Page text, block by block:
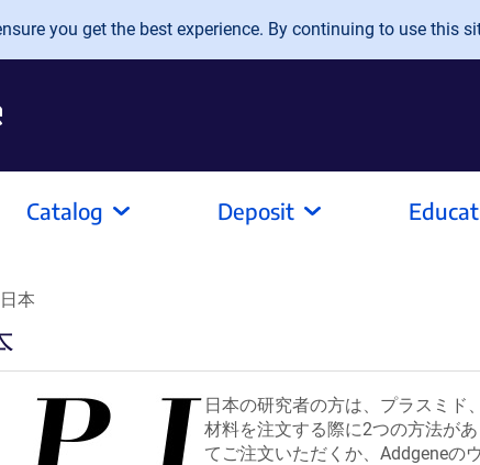
you get the best experience. By continuing to use this
Catalog Deposit
本
（リ
ン
ク
日本の研究者の方は、プラスミド
材料を注文する際に2つの方法が
てご注文いただくか、Addgeneの